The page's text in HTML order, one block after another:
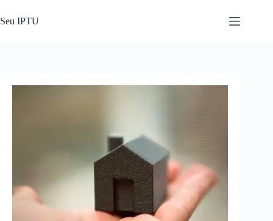
para
o
Seu IPTU